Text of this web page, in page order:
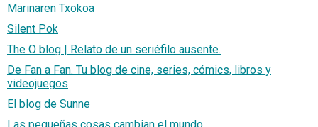
Marinaren Txokoa
Silent Pok
The O blog | Relato de un seriéfilo ausente.
De Fan a Fan. Tu blog de cine, series, cómics, libros y
videojuegos
El blog de Sunne